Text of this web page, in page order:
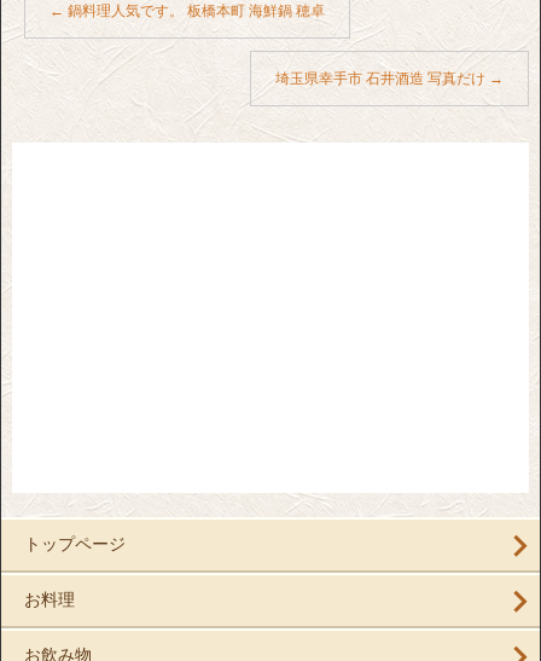
← 鍋料理人気です。 板橋本町 海鮮鍋 穂卓
埼玉県幸手市 石井酒造 写真だけ →
トップページ
お料理
お飲み物